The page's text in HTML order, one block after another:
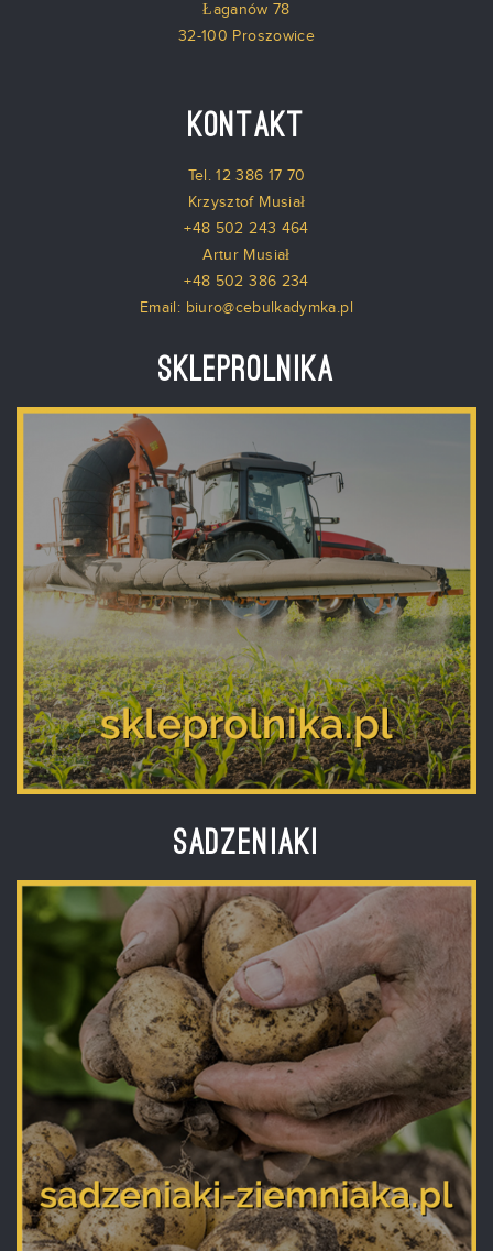
Łaganów 78
32-100 Proszowice
Kontakt
Tel. 12 386 17 70
Krzysztof Musiał
+48 502 243 464
Artur Musiał
+48 502 386 234
Email: biuro@cebulkadymka.pl
Skleprolnika
Sadzeniaki